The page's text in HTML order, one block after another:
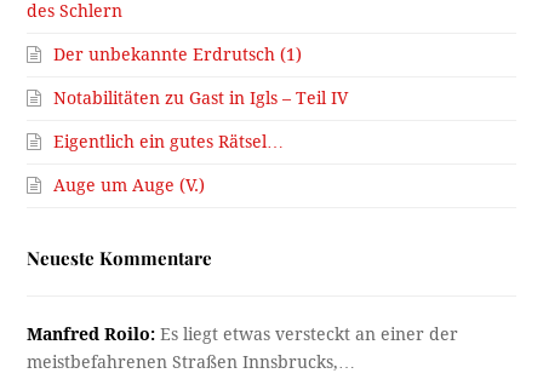
des Schlern
Der unbekannte Erdrutsch (1)
Notabilitäten zu Gast in Igls – Teil IV
Eigentlich ein gutes Rätsel…
Auge um Auge (V.)
Neueste Kommentare
Manfred Roilo: Es liegt etwas versteckt an einer der
meistbefahrenen Straßen Innsbrucks,…